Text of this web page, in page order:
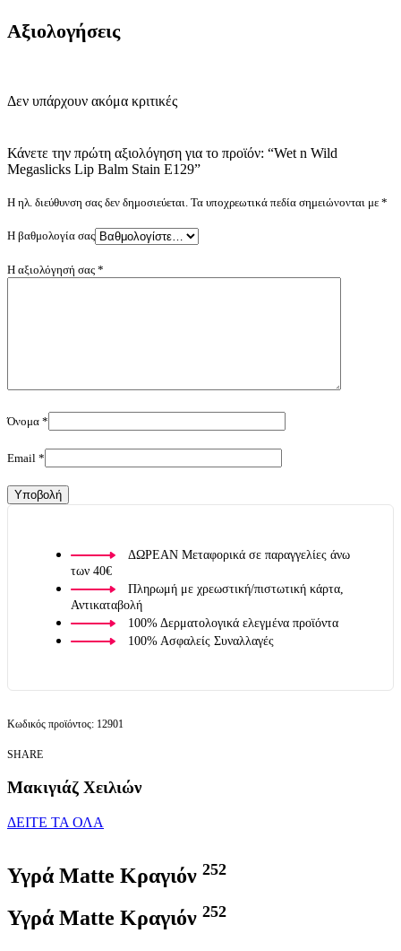
Αξιολογήσεις
Δεν υπάρχουν ακόμα κριτικές
Κάνετε την πρώτη αξιολόγηση για το προϊόν: “Wet n Wild
Megaslicks Lip Balm Stain E129”
Η ηλ. διεύθυνση σας δεν δημοσιεύεται. Τα υποχρεωτικά πεδία σημειώνονται με *
Η βαθμολογία σας
Η αξιολόγησή σας *
Όνομα *
Email *
ΔΩΡΕΑΝ Μεταφορικά σε παραγγελίες άνω
των 40€
Πληρωμή με χρεωστική/πιστωτική κάρτα,
Αντικαταβολή
100% Δερματολογικά ελεγμένα προϊόντα
100% Ασφαλείς Συναλλαγές
12901
SHARE
Μακιγιάζ Χειλιών
ΔΕΙΤΕ ΤΑ ΟΛΑ
Υγρά Matte Κραγιόν 252
Υγρά Matte Κραγιόν 252